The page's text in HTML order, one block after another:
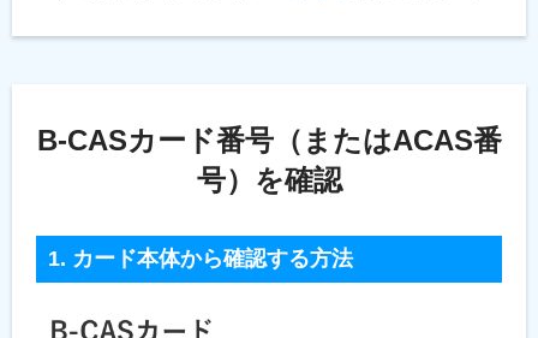
B-CASカード番号（またはACAS番
号）を確認
1. カード本体から確認する方法